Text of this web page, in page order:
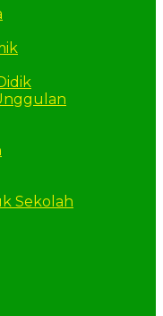
Sekolah